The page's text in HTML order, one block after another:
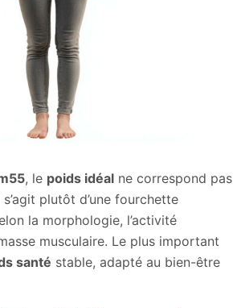
, le poids idéal ne correspond pas
plutôt d’une fourchette
la morphologie, l’activité
musculaire. Le plus important
santé stable, adapté au bien-être